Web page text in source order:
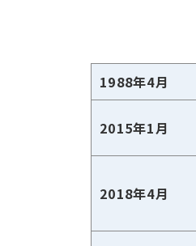
1988年4月
2015年1月
2018年4月